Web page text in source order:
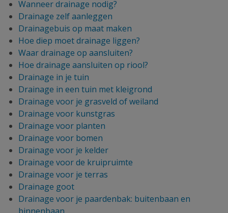
Wanneer drainage nodig?
Drainage zelf aanleggen
Drainagebuis op maat maken
Hoe diep moet drainage liggen?
Waar drainage op aansluiten?
Hoe drainage aansluiten op riool?
Drainage in je tuin
Drainage in een tuin met kleigrond
Drainage voor je grasveld of weiland
Drainage voor kunstgras
Drainage voor planten
Drainage voor bomen
Drainage voor je kelder
Drainage voor de kruipruimte
Drainage voor je terras
Drainage goot
Drainage voor je paardenbak: buitenbaan en